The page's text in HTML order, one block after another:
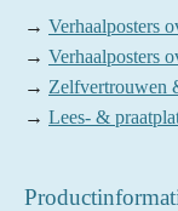
→ Verhaalposters
→ Verhaalposters
→ Zelfvertrouwen
→ Lees- &